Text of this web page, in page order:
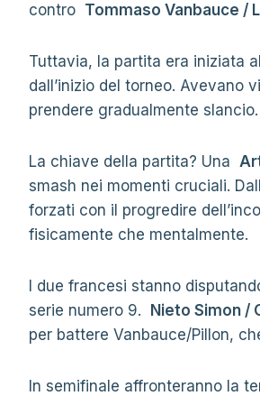
contro Tommaso Vanbauce /
Tuttavia, la partita era iniziata
dall’inizio del torneo. Avevano
prendere gradualmente slancio.
La chiave della partita? Una
smash nei momenti cruciali.
forzati con il progredire
fisicamente che mentalmente.
I due francesi stanno
serie numero 9.
Nieto Simon /
per battere Vanbauce/Pillon,
In semifinale affronteranno la